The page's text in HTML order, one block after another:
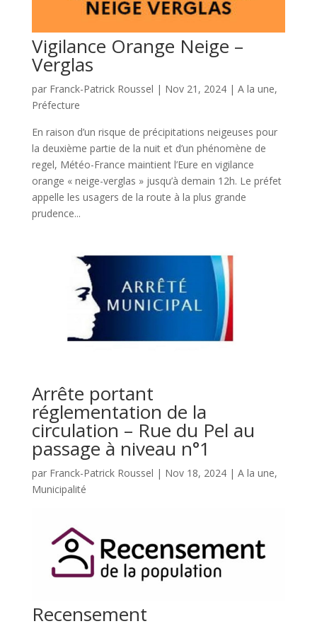
Vigilance Orange Neige –
Verglas
par Franck-Patrick Roussel | Nov 21, 2024| A la une,
Préfecture
En raison d’un risque de précipitations neigeuses pour
la deuxième partie de la nuit et d’un phénomène de
regel, Météo-France maintient l’Eure en vigilance
orange « neige-verglas » jusqu’à demain 12h. Le préfet
appelle les usagers de la route à la plus grande
prudence...
Arrête portant
réglementation de la
circulation – Rue du Pel au
passage à niveau n°1
par Franck-Patrick Roussel | Nov 18, 2024| A la une,
Municipalité
Recensement